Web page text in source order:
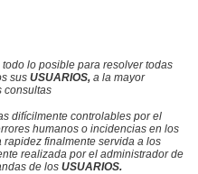
todo lo posible para resolver todas
sus USUARIOS, a la mayor
consultas
difícilmente controlables porel
humanos o incidencias en los
finalmente servida a los
realizada porel administrador de
de los USUARIOS.